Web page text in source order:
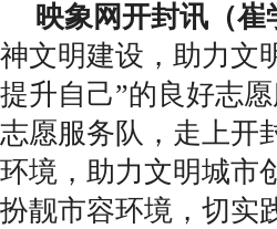
映象网开封讯（崔
神文明建设，助力文
提升自己”的良好志
志愿服务队，走上开
环境，助力文明城市
扮靓市容环境，切实